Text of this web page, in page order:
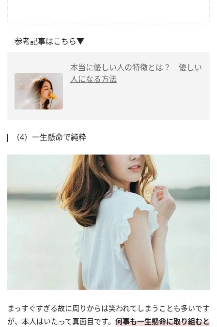
参考記事はこちら▼
本当に優しい人の特徴とは？ 優しい
人になる方法
（4）一生懸命で純粋
まっすぐすぎる故に周りからは笑われてしまうことも多いです
が、本人はいたって真面目です。 何事も一生懸命に取り組むと